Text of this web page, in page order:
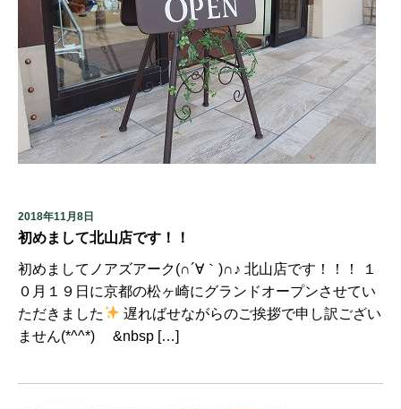
2018年11月8日
初めまして北山店です！！
初めましてノアズアーク(∩´∀｀)∩♪ 北山店です！！！ １
０月１９日に京都の松ヶ崎にグランドオープンさせてい
ただきました
遅ればせながらのご挨拶で申し訳ござい
ません(*^^*) &nbsp […]